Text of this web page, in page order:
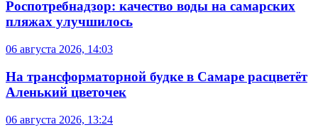
Роспотребнадзор: качество воды на самарских
пляжах улучшилось
06 августа 2026, 14:03
На трансформаторной будке в Самаре расцветёт
Аленький цветочек
06 августа 2026, 13:24